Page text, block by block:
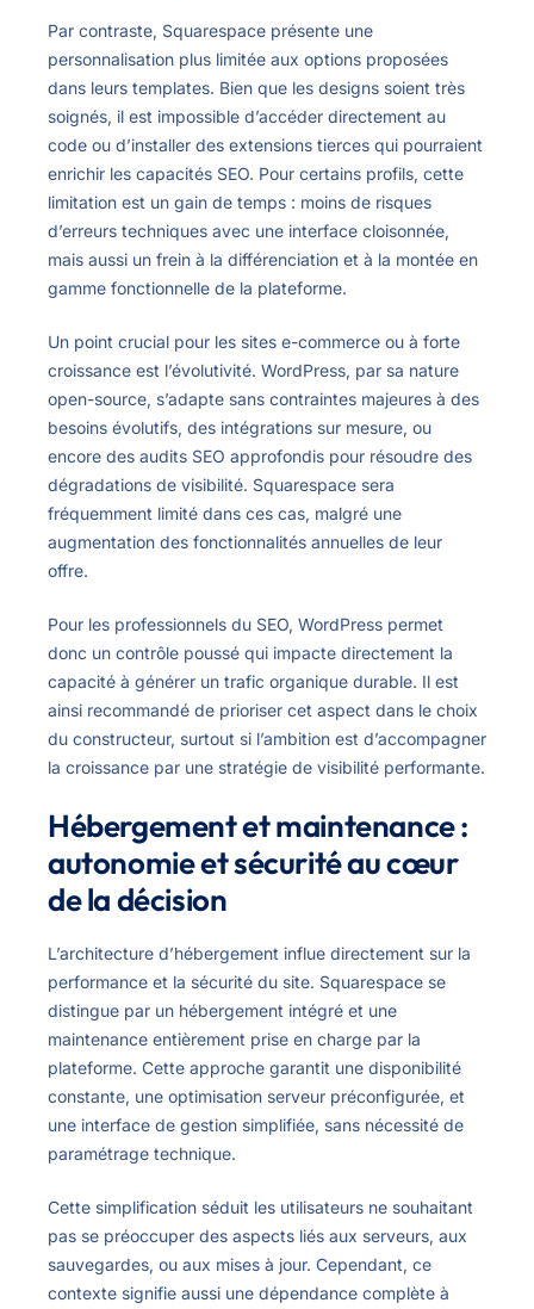
Par contraste, Squarespace présente une
personnalisation plus limitée aux options proposées
dans leurs templates. Bien que les designs soient très
soignés, il est impossible d’accéder directement au
code ou d’installer des extensions tierces qui pourraient
enrichir les capacités SEO. Pour certains profils, cette
limitation est un gain de temps : moins de risques
d’erreurs techniques avec une interface cloisonnée,
mais aussi un frein à la différenciation et à la montée en
gamme fonctionnelle de la plateforme.
Un point crucial pour les sites e-commerce ou à forte
croissance est l’évolutivité. WordPress, par sa nature
open-source, s’adapte sans contraintes majeures à des
besoins évolutifs, des intégrations sur mesure, ou
encore des audits SEO approfondis pour résoudre des
dégradations de visibilité. Squarespace sera
fréquemment limité dans ces cas, malgré une
augmentation des fonctionnalités annuelles de leur
offre.
Pour les professionnels du SEO, WordPress permet
donc un contrôle poussé qui impacte directement la
capacité à générer un trafic organique durable. Il est
ainsi recommandé de prioriser cet aspect dans le choix
du constructeur, surtout si l’ambition est d’accompagner
la croissance par une stratégie de visibilité performante.
Hébergement et maintenance :
autonomie et sécurité au cœur
de la décision
L’architecture d’hébergement influe directement sur la
performance et la sécurité du site. Squarespace se
distingue par un hébergement intégré et une
maintenance entièrement prise en charge par la
plateforme. Cette approche garantit une disponibilité
constante, une optimisation serveur préconfigurée, et
une interface de gestion simplifiée, sans nécessité de
paramétrage technique.
Cette simplification séduit les utilisateurs ne souhaitant
pas se préoccuper des aspects liés aux serveurs, aux
sauvegardes, ou aux mises à jour. Cependant, ce
contexte signifie aussi une dépendance complète à